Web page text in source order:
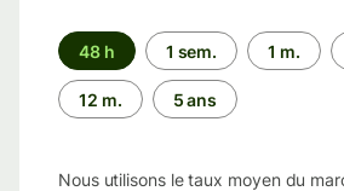
Période
48 h 1 sem. 1 m.
12 m. 5 ans
Nous utilisons le taux moyen du